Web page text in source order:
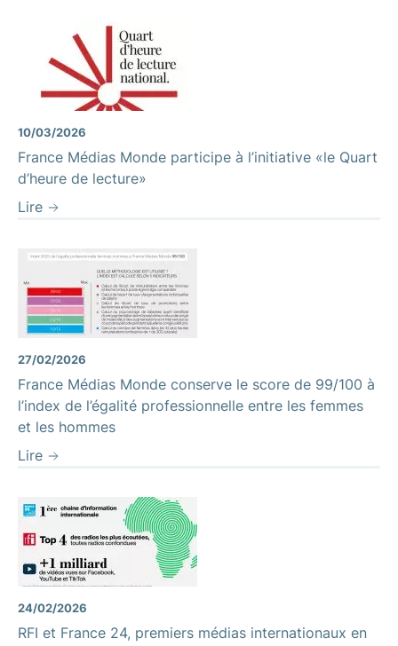
10/03/2026
France Médias Monde participe à l’initiative «le Quart
d’heure de lecture»
Lire
27/02/2026
France Médias Monde conserve le score de 99/100 à
l’index de l’égalité professionnelle entre les femmes
et les hommes
Lire
24/02/2026
RFI et France 24, premiers médias internationaux en